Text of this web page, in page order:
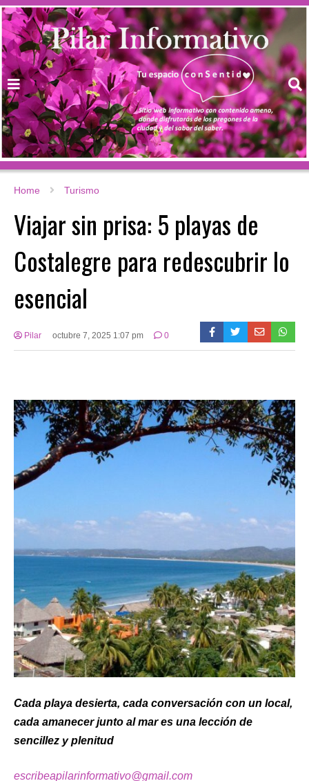
Home Turismo
Viajar sin prisa: 5 playas de
Costalegre para redescubrir lo
esencial
Pilar octubre 7, 2025 1:07 pm 0
Cada playa desierta, cada conversación con un local,
cada amanecer junto al mar es una lección de
sencillez y plenitud
escribeapilarinformativo@gmail.com